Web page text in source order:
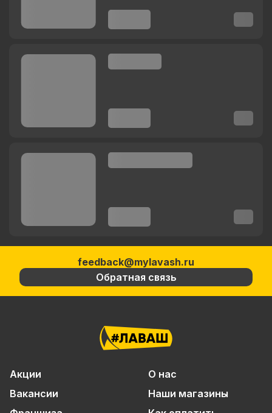
feedback@mylavash.ru
Обратная связь
Акции
О нас
Вакансии
Наши магазины